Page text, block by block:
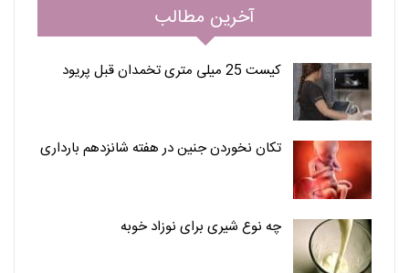
آخرین مطالب
کیست 25 میلی متری تخمدان قبل پریود
تکان نخوردن جنین در هفته شانزدهم بارداری
چه نوع شیری برای نوزاد خوبه